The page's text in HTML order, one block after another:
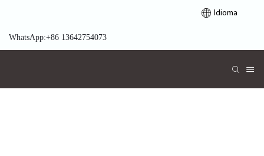
Idioma
WhatsApp:+86 13642754073